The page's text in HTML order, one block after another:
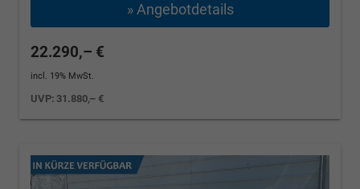
» Angebotdetails
22.290,– €
incl. 19% MwSt.
UVP: 31.880,– €